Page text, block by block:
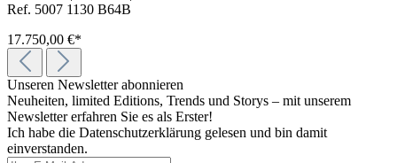
Ref. 5007 1130 B64B
17.750,00 €*
Unseren Newsletter abonnieren
Neuheiten, limited Editions, Trends und Storys – mit unserem
Newsletter erfahren Sie es als Erster!
Ich habe die Datenschutzerklärung gelesen und bin damit
einverstanden.